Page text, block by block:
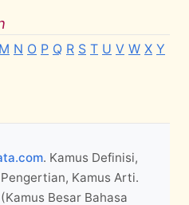
M N O P Q R S T U V W X Y
. Kamus Definisi,
Kamus Arti.
Besar Bahasa